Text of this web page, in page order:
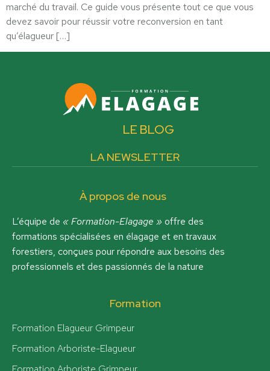
marché du travail. Ce guide vous présente tout ce que vous
devez savoir pour réussir votre reconversion en tant
qu’élagueur […]
LE BLOG
LA NEWSLETTER
À propos de nous
L’équipe de « Formation-Elagage » offre des
formations spécialisées en élagage et en travaux
forestiers, conçues pour répondre aux besoins des
professionnels et des passionnés de la nature
Formation
Formation Elagueur Grimpeur
Formation Arboriste-Elagueur